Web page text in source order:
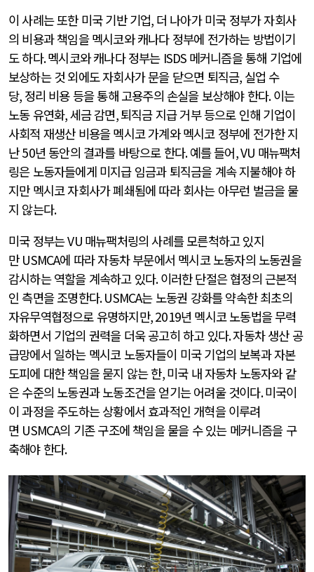
이 사례는 또한 미국 기반 기업, 더 나아가 미국 정부가 자회사
의 비용과 책임을 멕시코와 캐나다 정부에 전가하는 방법이기
도 하다.멕시코와 캐나다 정부는 ISDS 메커니즘을 통해 기업에
보상하는 것 외에도 자회사가 문을 닫으면 퇴직금, 실업 수
당, 정리 비용 등을 통해 고용주의 손실을 보상해야 한다.이는
노동 유연화,세금 감면,퇴직금 지급 거부 등으로 인해 기업이
사회적 재생산 비용을 멕시코 가계와 멕시코 정부에 전가한 지
난50년 동안의 결과를 바탕으로 한다.예를 들어, VU 매뉴팩처
링은 노동자들에게 미지급 임금과 퇴직금을 계속 지불해야 하
지만 멕시코 자회사가 폐쇄됨에 따라 회사는 아무런 벌금을 물
지 않는다.
미국 정부는VU 매뉴팩처링의 사례를 모른척하고 있지
만 USMCA에 따라 자동차 부문에서 멕시코 노동자의 노동권을
감시하는 역할을 계속하고 있다.이러한 단절은 협정의 근본적
인 측면을 조명한다. USMCA는 노동권 강화를 약속한 최초의
자유무역협정으로 유명하지만, 2019년 멕시코 노동법을 무력
화하면서 기업의 권력을 더욱 공고히 하고 있다.자동차 생산 공
급망에서 일하는 멕시코 노동자들이 미국 기업의 보복과 자본
도피에 대한 책임을 묻지 않는 한,미국 내 자동차 노동자와 같
은 수준의 노동권과 노동조건을 얻기는 어려울 것이다.미국이
이 과정을 주도하는 상황에서 효과적인 개혁을 이루려
면 USMCA의 기존 구조에 책임을 물을 수 있는 메커니즘을 구
축해야 한다.